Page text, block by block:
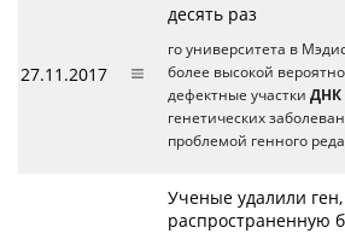
27.11.2017
десять раз
го университета в
более высокой
дефектные участки ДНК
генетических
проблемой генного
Ученые удалили
распространенную